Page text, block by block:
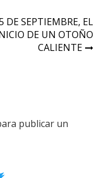
DE SEPTIEMBRE, EL
DE UN OTOÑO
CALIENTE
publicar un